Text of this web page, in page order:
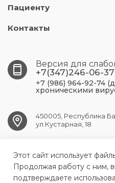
Пациенту
Контакты
Версия для
+7(347)246-06-
+7 (986) 964-92-74
хроническими
450005, Республика
ул.Кустарная, 18
Этот сайт использует
Продолжая работу с ним,
подтверждаете